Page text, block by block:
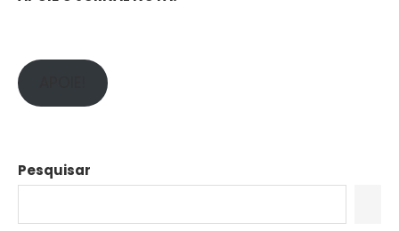
Pesquisar